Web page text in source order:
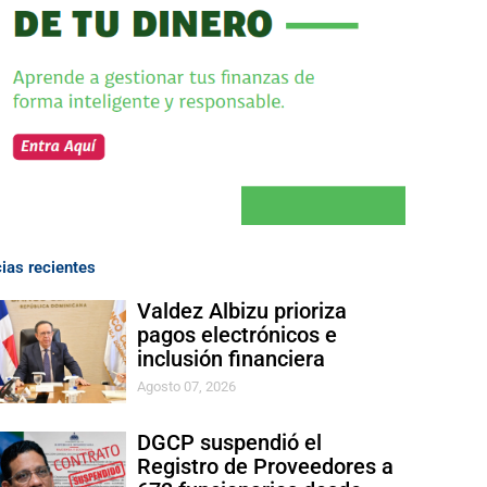
recientes
Valdez Albizu prioriza
pagos electrónicos e
inclusión financiera
Agosto 07, 2026
DGCP suspendió el
Registro de Proveedores a